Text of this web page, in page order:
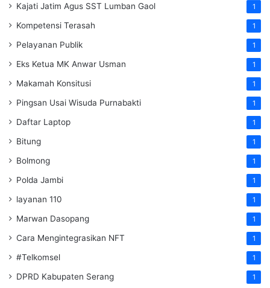
Kajati Jatim Agus SST Lumban Gaol 1
Kompetensi Terasah 1
Pelayanan Publik 1
Eks Ketua MK Anwar Usman 1
Makamah Konsitusi 1
Pingsan Usai Wisuda Purnabakti 1
Daftar Laptop 1
Bitung 1
Bolmong 1
Polda Jambi 1
layanan 110 1
Marwan Dasopang 1
Cara Mengintegrasikan NFT 1
#Telkomsel 1
DPRD Kabupaten Serang 1